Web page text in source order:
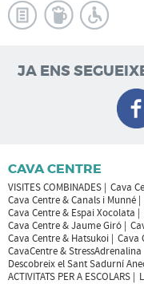
JA ENS
CAVA CENTRE
VISITES COMBINADES
Cava
Cava Centre & Canals i Munné
Cava Centre & Espai Xocolata
Cava Centre & Jaume Giró
Cava Centre & Hatsukoi
Cava
CavaCentre & StressAdrenalina
Descobreix el Sant Sadurní
ACTIVITATS PER A ESCOLARS